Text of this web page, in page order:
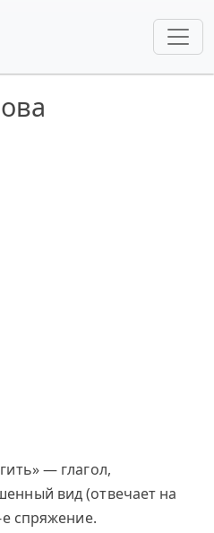
— глагол,
вид (отвечает на
е спряжение.